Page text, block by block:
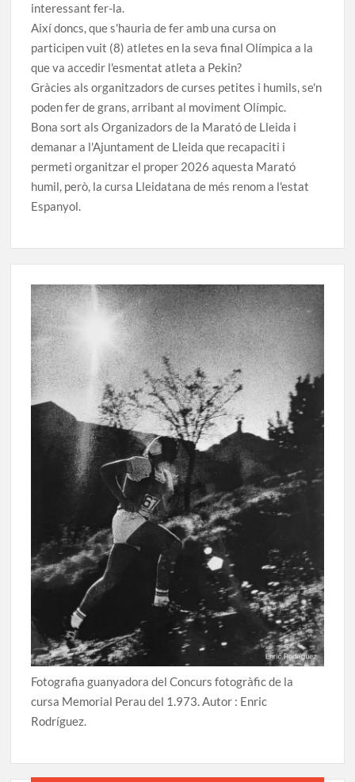
interessant fer-la.
Així doncs, que s'hauria de fer amb una cursa on
participen vuit (8) atletes en la seva final Olímpica a la
que va accedir l'esmentat atleta a Pekin?
Gràcies als organitzadors de curses petites i humils, se'n
poden fer de grans, arribant al moviment Olímpic.
Bona sort als Organizadors de la Marató de Lleida i
demanar a l'Ajuntament de Lleida que recapaciti i
permeti organitzar el proper 2026 aquesta Marató
humil, però, la cursa Lleidatana de més renom a l'estat
Espanyol.
Fotografia guanyadora del Concurs fotogràfic de la
cursa Memorial Perau del 1.973. Autor : Enric
Rodríguez.